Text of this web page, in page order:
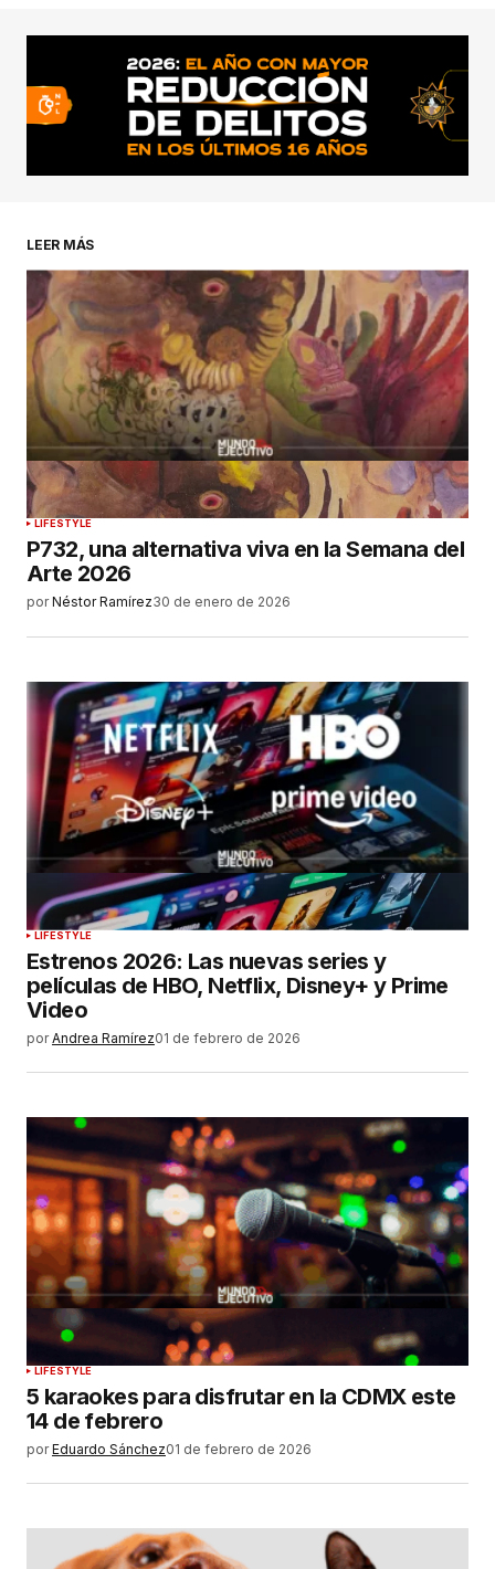
LEER MÁS
LIFESTYLE
P732, una alternativa viva en la Semana del
Arte 2026
por Néstor Ramírez30 de enero de 2026
LIFESTYLE
Estrenos 2026: Las nuevas series y
películas de HBO, Netflix, Disney+ y Prime
Video
por Andrea Ramírez01 de febrero de 2026
LIFESTYLE
5 karaokes para disfrutar en la CDMX este
14 de febrero
por Eduardo Sánchez01 de febrero de 2026